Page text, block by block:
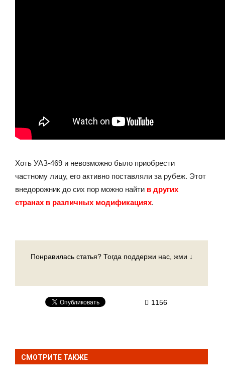
Хоть УАЗ-469 и невозможно было приобрести
частному лицу, его активно поставляли за рубеж. Этот
внедорожник до сих пор можно найти в других
странах в различных модификациях.
Понравилась статья? Тогда поддержи нас, жми ↓
1156
СМОТРИТЕ ТАКЖЕ